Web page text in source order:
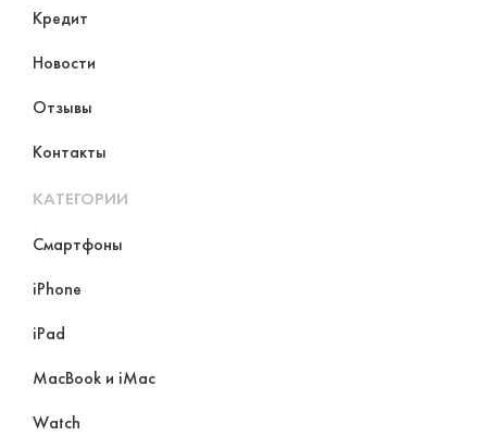
Кредит
Новости
Отзывы
Контакты
КАТЕГОРИИ
Смартфоны
iPhone
iPad
MacBook и iMac
Watch